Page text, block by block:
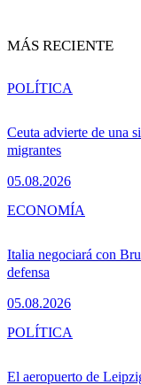
MÁS RECIENTE
Ceuta advierte de una
migrantes
05.08.2026
POLÍTICA
Italia negociará con
defensa
05.08.2026
ECONOMÍA
El aeropuerto de
POLÍTICA